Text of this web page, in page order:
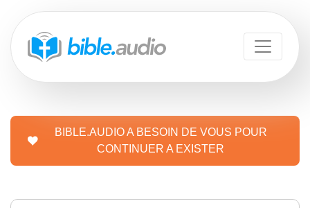
BIBLE.AUDIO A BESOIN DE VOUS POUR
CONTINUER A EXISTER